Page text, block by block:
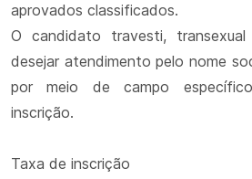
aprovados classificados.
O candidato travesti,
desejar atendimento pelo nome
por meio de campo
inscrição.
Taxa de inscrição